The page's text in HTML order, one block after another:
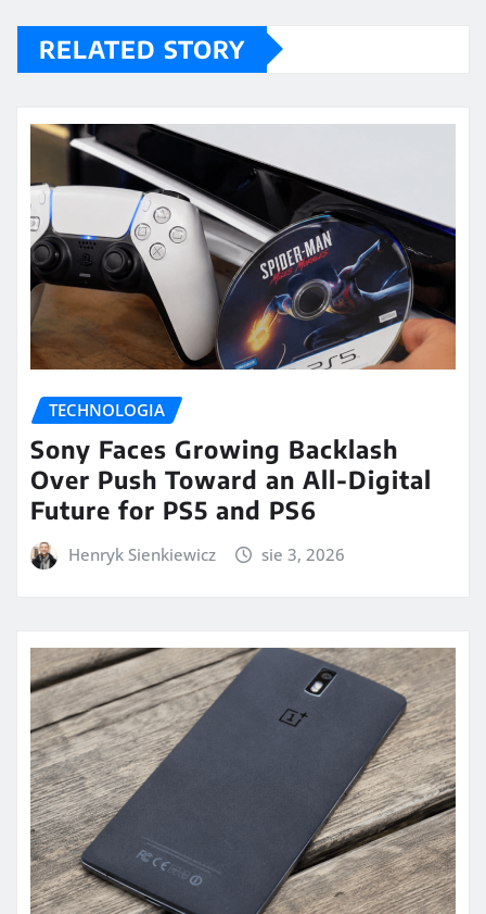
RELATED STORY
TECHNOLOGIA
Sony Faces Growing Backlash
Over Push Toward an All-Digital
Future for PS5 and PS6
Henryk Sienkiewicz sie 3, 2026